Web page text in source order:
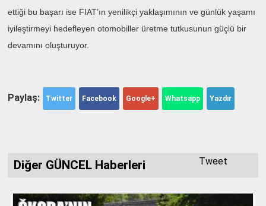
ettiği bu başarı ise FIAT’ın yenilikçi yaklaşımının ve günlük yaşamı
iyileştirmeyi hedefleyen otomobiller üretme tutkusunun güçlü bir
devamını oluşturuyor.
Paylaş: Twitter Facebook Google+ Whatsapp Yazdır
Tweet
Diğer GÜNCEL Haberleri